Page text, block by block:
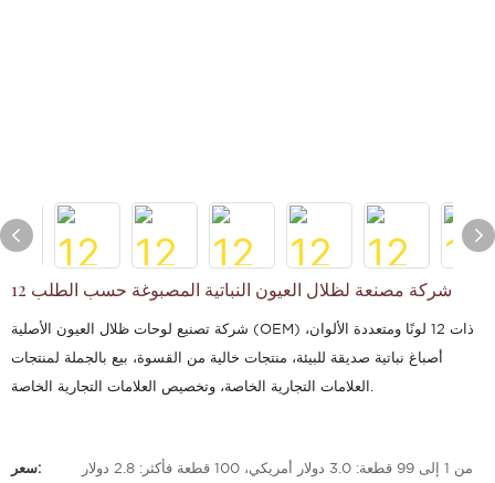
12 شركة مصنعة لظلال العيون النباتية المصبوغة حسب الطلب
شركة تصنيع لوحات ظلال العيون الأصلية (OEM) ذات 12 لونًا ومتعددة الألوان،
أصباغ نباتية صديقة للبيئة، منتجات خالية من القسوة، بيع بالجملة لمنتجات
سعر: من 1 إلى 99 قطعة: 3.0 دولار أمريكي، 100 قطعة فأكثر: 2.8 دولار